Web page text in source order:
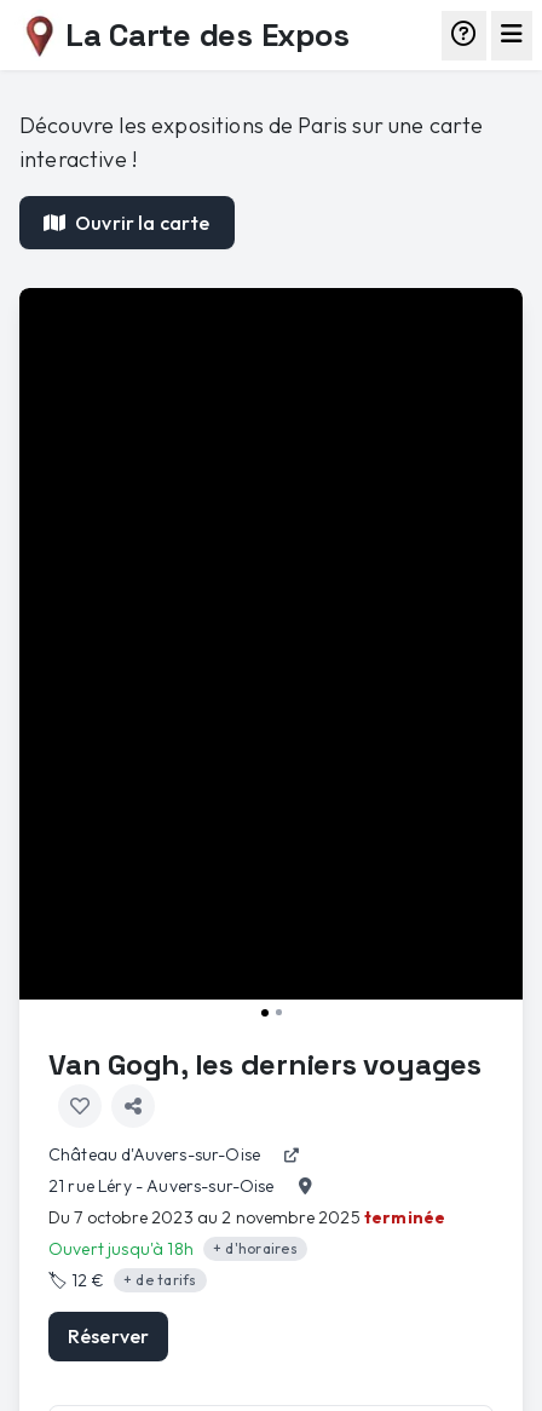
La Carte des Expos
Découvre les expositions de Paris sur une carte
interactive !
Ouvrir la carte
Van Gogh, les derniers voyages
Château d'Auvers-sur-Oise
21 rue Léry - Auvers-sur-Oise
Du 7 octobre 2023 au 2 novembre 2025 terminée
Ouvert jusqu'à 18h
+ d'horaires
🏷️12 € + de tarifs
Réserver